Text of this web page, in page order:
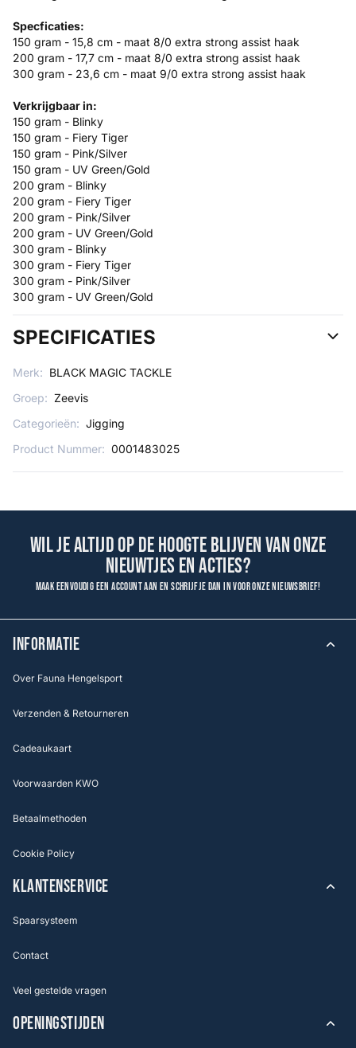
Specficaties:
150 gram - 15,8 cm - maat 8/0 extra strong assist haak
200 gram - 17,7 cm - maat 8/0 extra strong assist haak
300 gram - 23,6 cm - maat 9/0 extra strong assist haak
Verkrijgbaar in:
150 gram - Blinky
150 gram - Fiery Tiger
150 gram - Pink/Silver
150 gram - UV Green/Gold
200 gram - Blinky
200 gram - Fiery Tiger
200 gram - Pink/Silver
200 gram - UV Green/Gold
300 gram - Blinky
300 gram - Fiery Tiger
300 gram - Pink/Silver
300 gram - UV Green/Gold
SPECIFICATIES
Merk: BLACK MAGIC TACKLE
Groep: Zeevis
Categorieën: Jigging
Product Nummer: 0001483025
Wil je altijd op de hoogte blijven van onze
nieuwtjes en acties?
Maak eenvoudig een account aan en schrijf je dan in voor onze nieuwsbrief!
INFORMATIE
Over Fauna Hengelsport
Verzenden & Retourneren
Cadeaukaart
Voorwaarden KWO
Betaalmethoden
Cookie Policy
KLANTENSERVICE
Spaarsysteem
Contact
Veel gestelde vragen
OPENINGSTIJDEN